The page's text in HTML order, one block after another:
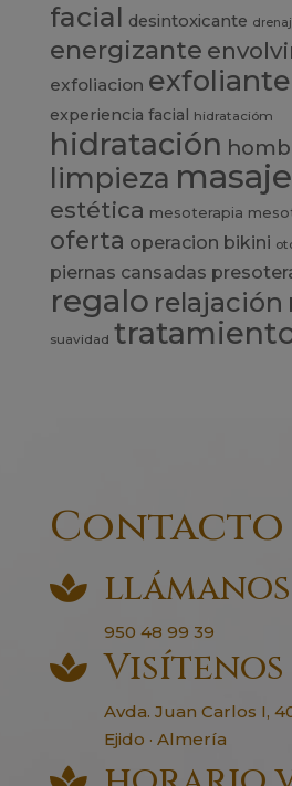
facial desintoxicante
energizante
exfoliacion exfoliante
experiencia facial hidratacióm
hidratación
limpieza masaje
estética mesoterapia
oferta operacion bikini
piernas cansadas
regalo relajación
suavidad
Contacto
 llámanos
950 48 99 39
 Visítenos
Avda. Juan Carlos I,
Ejido · Almería